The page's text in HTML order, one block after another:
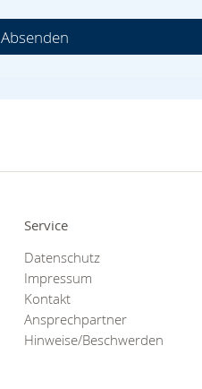
Absenden
Service
Datenschutz
Impressum
Kontakt
Ansprechpartner
Hinweise/Beschwerden